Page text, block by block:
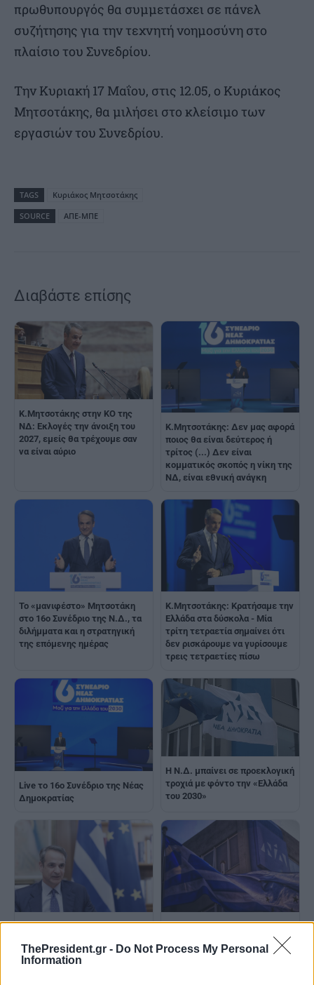
ThePresident.gr - Do Not Process My Personal
Information
πρωθυπουργός θα συμμετάσχει σε πάνελ
συζήτησης για την τεχνητή νοημοσύνη στο
πλαίσιο του Συνεδρίου.
Την Κυριακή 17 Μαΐου, στις 12.05, ο Κυριάκος
Μητσοτάκης, θα μιλήσει στο κλείσιμο των
εργασιών του Συνεδρίου.
TAGS
Κυριάκος Μητσοτάκης
SOURCE
ΑΠΕ-ΜΠΕ
Διαβάστε επίσης
K.Μητσοτάκης στην ΚΟ της
ΝΔ: Εκλογές την άνοιξη του
2027, εμείς θα τρέχουμε σαν
να είναι αύριο
Κ.Μητσοτάκης: Δεν μας αφορά
ποιος θα είναι δεύτερος ή
τρίτος (...) Δεν είναι
κομματικός σκοπός η νίκη της
ΝΔ, είναι εθνική ανάγκη
Το «μανιφέστο» Μητσοτάκη
στο 16ο Συνέδριο της Ν.Δ., τα
διλήμματα και η στρατηγική
της επόμενης ημέρας
K.Μητσοτάκης: Κρατήσαμε την
Ελλάδα στα δύσκολα - Μία
τρίτη τετραετία σημαίνει ότι
δεν ρισκάρουμε να γυρίσουμε
τρεις τετραετίες πίσω
Live το 16ο Συνέδριο της Νέας
Δημοκρατίας
Η Ν.Δ. μπαίνει σε προεκλογική
τροχιά με φόντο την «Ελλάδα
του 2030»
Με σύνθημα «Μαζί για την
Παρασκευή το 16ο Συνέδριο
της ΝΔ με την ομιλία του
Η στρατηγική Μητσοτάκη στο
σταθερότητα και